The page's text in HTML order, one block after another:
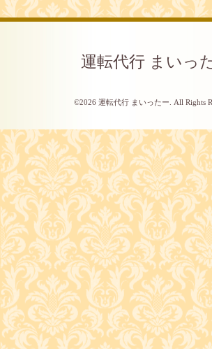
運転代行 まいっ
©2026 運転代行 まいったー . All Rights